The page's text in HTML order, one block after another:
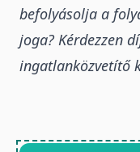
befolyásolja a
joga? Kérdezzen
ingatlanközvetítő